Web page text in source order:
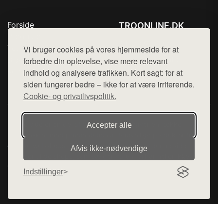
Vi bruger cookies på vores hjemmeside for at
forbedre din oplevelse, vise mere relevant
indhold og analysere trafikken. Kort sagt: for at
siden fungerer bedre – ikke for at være irriterende.
Cookie- og privatlivspolitik.
Accepter alle
Afvis ikke‑nødvendige
Indstillinger
Forside
Top Rabatter
Blog
Kontakt
TROONLINE.DK
Mail: hej@want.dk
Cookie- og privatlivspolitik
Denne side er en del af want.dk, der udgiver en række
hjemmesider med præsentation af forskellige produkter fra
diverse webshops. Der sælges ikke varer fra denne side - vi
henviser til de shops, som sælger varen. Vi har heller ikke
varerne på lager.